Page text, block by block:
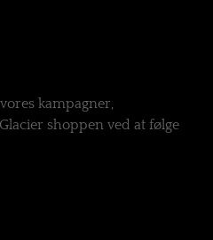
kampagner,
shoppen ved at følge